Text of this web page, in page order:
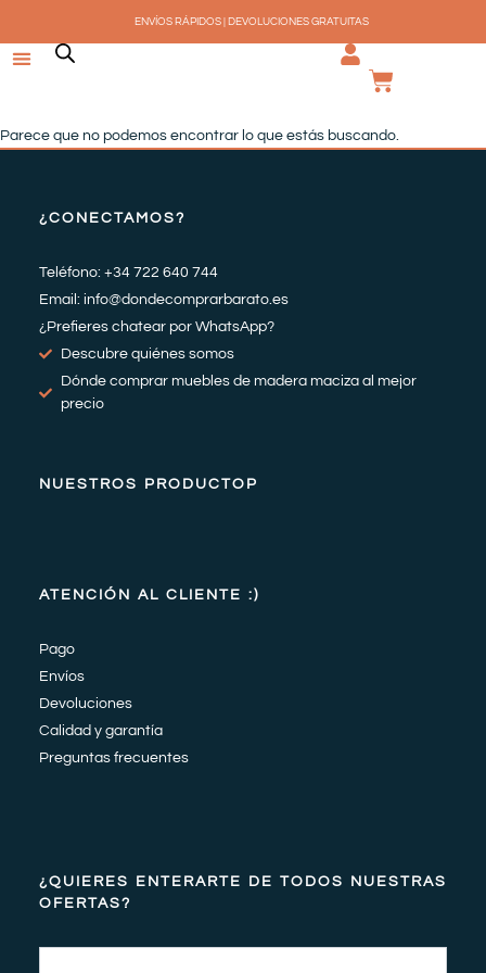
contenido
ENVÍOS RÁPIDOS | DEVOLUCIONES GRATUITAS
Parece que no podemos encontrar lo que estás buscando.
¿CONECTAMOS?
Teléfono: +34 722 640 744
Email: info@dondecomprarbarato.es
¿Prefieres chatear por WhatsApp?
Descubre quiénes somos
Dónde comprar muebles de madera maciza al mejor
precio
NUESTROS PRODUCTOP
ATENCIÓN AL CLIENTE :)
Pago
Envíos
Devoluciones
Calidad y garantía
Preguntas frecuentes
¿QUIERES ENTERARTE DE TODOS NUESTRAS
OFERTAS?